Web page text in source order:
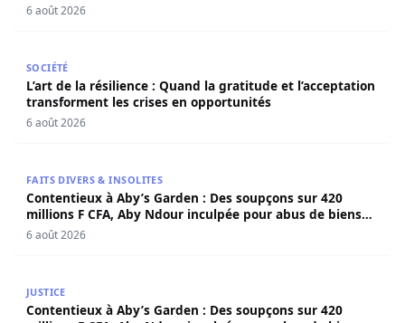
6 août 2026
SOCIÉTÉ
L’art de la résilience : Quand la gratitude et l’acceptation
transforment les crises en opportunités
6 août 2026
FAITS DIVERS & INSOLITES
Contentieux à Aby’s Garden : Des soupçons sur 420
millions F CFA, Aby Ndour inculpée pour abus de biens
sociaux
6 août 2026
JUSTICE
Contentieux à Aby’s Garden : Des soupçons sur 420